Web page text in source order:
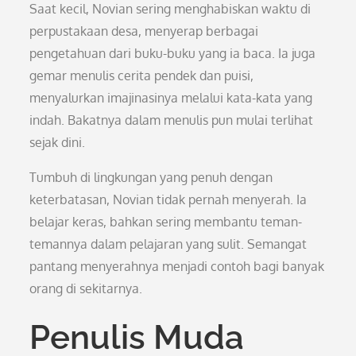
Saat kecil, Novian sering menghabiskan waktu di
perpustakaan desa, menyerap berbagai
pengetahuan dari buku-buku yang ia baca. Ia juga
gemar menulis cerita pendek dan puisi,
menyalurkan imajinasinya melalui kata-kata yang
indah. Bakatnya dalam menulis pun mulai terlihat
sejak dini.
Tumbuh di lingkungan yang penuh dengan
keterbatasan, Novian tidak pernah menyerah. Ia
belajar keras, bahkan sering membantu teman-
temannya dalam pelajaran yang sulit. Semangat
pantang menyerahnya menjadi contoh bagi banyak
orang di sekitarnya.
Penulis Muda